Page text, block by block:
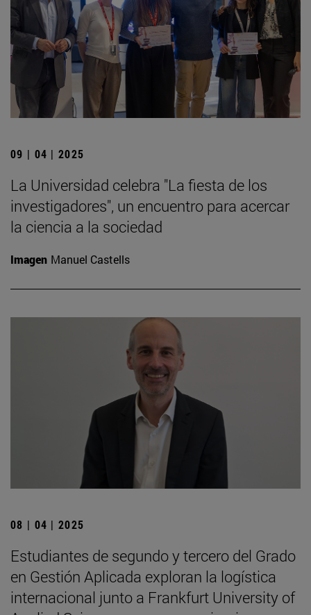
09 | 04 | 2025
La Universidad celebra "La fiesta de los
investigadores", un encuentro para acercar
la ciencia a la sociedad
Imagen Manuel Castells
08 | 04 | 2025
Estudiantes de segundo y tercero del Grado
en Gestión Aplicada exploran la logística
internacional junto a Frankfurt University of